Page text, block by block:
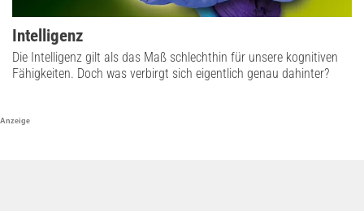
Intelligenz
Die Intelligenz gilt als das Maß schlechthin für unsere kognitiven
Fähigkeiten. Doch was verbirgt sich eigentlich genau dahinter?
Anzeige